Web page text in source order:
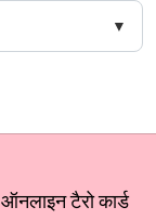
टैरो कार्ड